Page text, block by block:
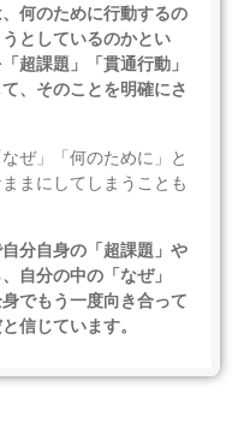
何のために行動するの
としているのかとい
超課題」「貫通行動」
、そのことを明確にさ
ぜ」「何のために」と
まにしてしまうことも
分自身の「超課題」や
自分の中の「なぜ」
でもう一度向き合って
信じています。